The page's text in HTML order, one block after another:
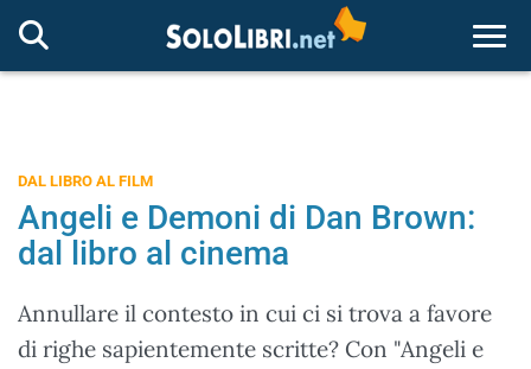
DAL LIBRO AL FILM
Angeli e Demoni di Dan Brown:
dal libro al cinema
Annullare il contesto in cui ci si trova a favore
di righe sapientemente scritte? Con "Angeli e